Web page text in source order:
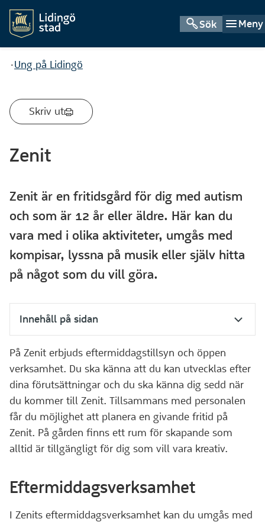
Sök Meny
Du är här:
Ung på Lidingö
Skriv ut
Zenit
Zenit är en fritidsgård för dig med autism
och som är 12 år eller äldre. Här kan du
vara med i olika aktiviteter, umgås med
kompisar, lyssna på musik eller själv hitta
på något som du vill göra.
Innehåll på sidan
På Zenit erbjuds eftermiddagstillsyn och öppen
verksamhet. Du ska känna att du kan utvecklas efter
dina förutsättningar och du ska känna dig sedd när
du kommer till Zenit. Tillsammans med personalen
får du möjlighet att planera en givande fritid på
Zenit. På gården finns ett rum för skapande som
alltid är tillgängligt för dig som vill vara kreativ.
Eftermiddagsverksamhet
I Zenits eftermiddagsverksamhet kan du umgås med